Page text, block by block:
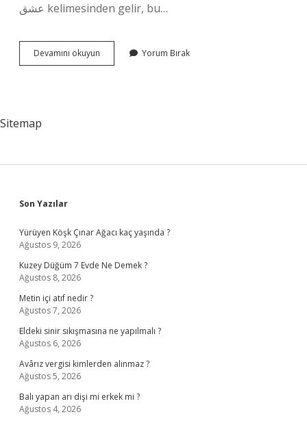
عشق‎ kelimesinden gelir, bu…
Devamını okuyun Osmanlıca
Nihayet
Yorum Bırak
Sitemap
Sidebar
Son Yazılar
Yürüyen Köşk Çınar Ağacı kaç yaşında ?
Ağustos 9, 2026
Kuzey Düğüm 7 Evde Ne Demek ?
Ağustos 8, 2026
Metin içi atıf nedir ?
Ağustos 7, 2026
Eldeki sinir sıkışmasına ne yapılmalı ?
Ağustos 6, 2026
Avârız vergisi kimlerden alınmaz ?
Ağustos 5, 2026
Balı yapan arı dişi mi erkek mi ?
Ağustos 4, 2026